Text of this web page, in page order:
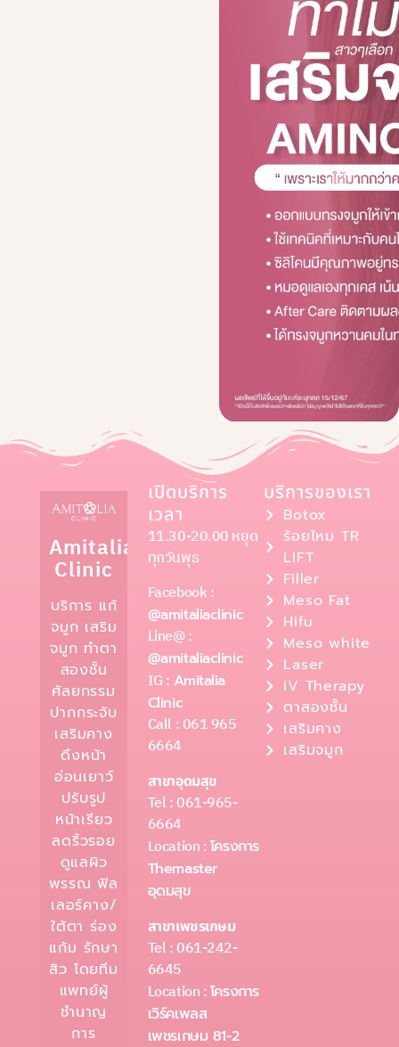
Amitalia
Clinic
บริการ แก้
จมูก เสริม
จมูก ทำตา
สองชั้น
ศัลยกรรม
ปากกระจับ
เสริมคาง
ดึงหน้า
อ่อนเยาว์
ปรับรูป
หน้าเรียว
ลดริ้วรอย
ดูแลผิว
พรรณ ฟิล
เลอร์คาง/
ใต้ตา ร่อง
แก้ม รักษา
สิว โดยทีม
แพทย์ผู้
ชำนาญ
การ
เปิดบริการ
เวลา
11.30-20.00 หยุด
ทุกวันพุธ
Facebook :
@amitaliaclinic
Line@ :
@amitaliaclinic
IG : Amitalia
Clinic
Call : 061 965
6664
สาขาอุดมสุข
Tel : 061-965-
6664
Location :โครงการ
Themaster
อุดมสุข
สาขาเพชรเกษม
Tel : 061-242-
6645
Location :โครงการ
เวิร์คเพลส
เพชรเกษม 81-2
บริการของเรา
Botox
ร้อยไหม TR
LIFT
Filler
Meso Fat
Hifu
Meso white
Laser
IV Therapy
ตาสองชั้น
เสริมคาง
เสริมจมูก